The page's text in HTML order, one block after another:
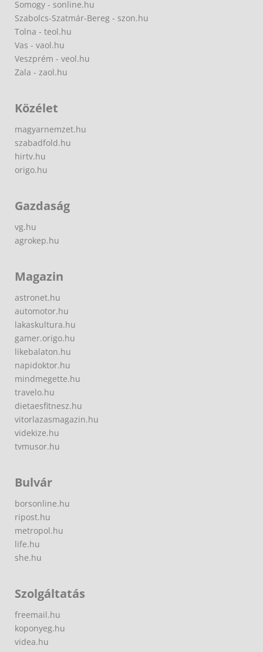
Somogy - sonline.hu
Szabolcs-Szatmár-Bereg - szon.hu
Tolna - teol.hu
Vas - vaol.hu
Veszprém - veol.hu
Zala - zaol.hu
Közélet
magyarnemzet.hu
szabadfold.hu
hirtv.hu
origo.hu
Gazdaság
vg.hu
agrokep.hu
Magazin
astronet.hu
automotor.hu
lakaskultura.hu
gamer.origo.hu
likebalaton.hu
napidoktor.hu
mindmegette.hu
travelo.hu
dietaesfitnesz.hu
vitorlazasmagazin.hu
videkize.hu
tvmusor.hu
Bulvár
borsonline.hu
ripost.hu
metropol.hu
life.hu
she.hu
Szolgáltatás
freemail.hu
koponyeg.hu
videa.hu